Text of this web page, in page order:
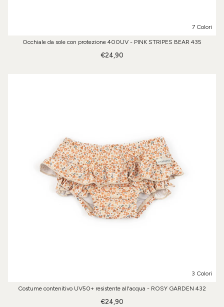
7 Colori
Occhiale da sole con protezione 400UV - PINK STRIPES BEAR 435
€24,90
3 Colori
Costume contenitivo UV50+ resistente all'acqua - ROSY GARDEN 432
€24,90